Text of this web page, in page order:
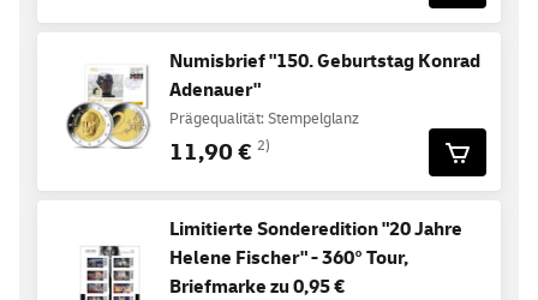
Numisbrief "150. Geburtstag Konrad
Adenauer"
Prägequalität: Stempelglanz
11,90 € 2)
Limitierte Sonderedition "20 Jahre
Helene Fischer" - 360° Tour,
Briefmarke zu 0,95 €